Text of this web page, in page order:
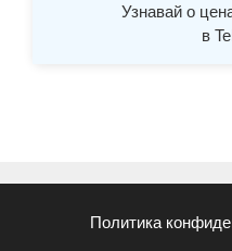
Узнавай о
в
Политика